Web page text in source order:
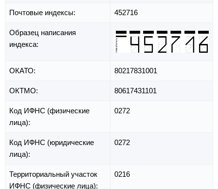
Почтовые индексы: 452716
Образец написания
индекса:
ОКАТО: 80217831001
ОКТМО: 80617431101
Код ИФНС (физические
лица):
0272
Код ИФНС (юридические
лица):
0272
Территориальный участок
ИФНС (физические лица):
0216